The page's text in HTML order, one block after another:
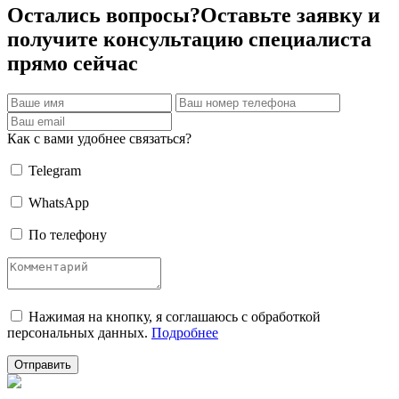
Остались вопросы?Оставьте заявку и
получите консультацию специалиста
прямо сейчас
Как с вами удобнее связаться?
Telegram
WhatsApp
По телефону
Нажимая на кнопку, я соглашаюсь с обработкой
персональных данных. Подробнее